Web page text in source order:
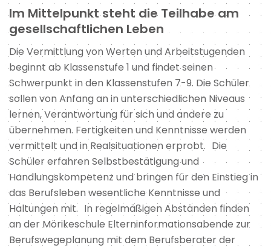
Im Mittelpunkt steht die Teilhabe am
gesellschaftlichen Leben
Die Vermittlung von Werten und Arbeitstugenden
beginnt ab Klassenstufe 1 und findet seinen
Schwerpunkt in den Klassenstufen 7-9. Die Schüler
sollen von Anfang an in unterschiedlichen Niveaus
lernen, Verantwortung für sich und andere zu
übernehmen. Fertigkeiten und Kenntnisse werden
vermittelt und in Realsituationen erprobt. Die
Schüler erfahren Selbstbestätigung und
Handlungskompetenz und bringen für den Einstieg in
das Berufsleben wesentliche Kenntnisse und
Haltungen mit. In regelmäßigen Abständen finden
an der Mörikeschule Elterninformationsabende zur
Berufswegeplanung mit dem Berufsberater der